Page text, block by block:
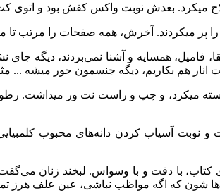
میکرد. بعدش نوبت واکس کفش بود و
را پر میکردند. آخرش، همه صفحات را مرتب
همسایه و آشنا نمی‌‌بردند، دیگه
انار هم بکاریم، دیگه جنسمون جور میشه ...
میکرد، و چپ و راست نت ور میداشت.
و نوبت آسیاب کردن دانه‌های محبوب
کتاب، با دقت و با وسواس. لبخند
شون که اگه مواظب نباشی‌، عین علف هرز